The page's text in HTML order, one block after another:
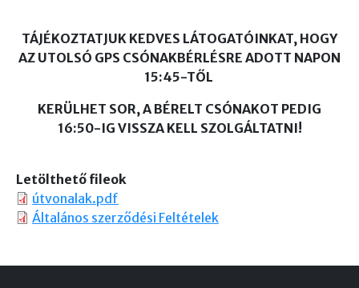
TÁJÉKOZTATJUK KEDVES LÁTOGATÓINKAT, HOGY
AZ UTOLSÓ GPS CSÓNAKBÉRLÉSRE ADOTT NAPON
15:45-TŐL
KERÜLHET SOR, A BÉRELT CSÓNAKOT PEDIG
16:50-IG VISSZA KELL SZOLGÁLTATNI!
Letölthető fileok
útvonalak.pdf
Általános szerződési Feltételek